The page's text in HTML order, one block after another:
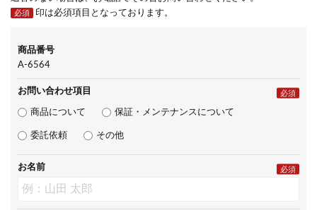
必須 印は必須項目となっております。
商品番号
A-6564
お問い合わせ項目 必須
商品について 保証・メンテナンスについて
委託依頼 その他
お名前 必須